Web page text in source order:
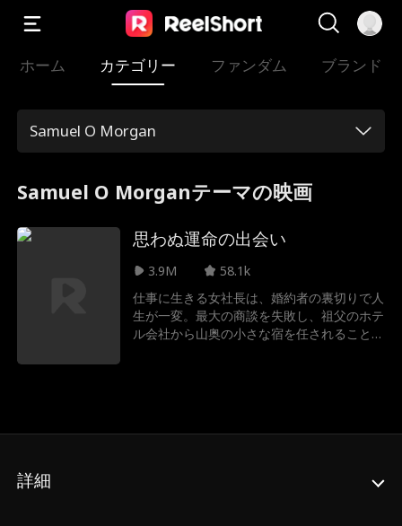
ホーム カテゴリー ファンダム ブランド
Samuel O Morgan
Samuel O Morganテーマの映画
思わぬ運命の出会い
3.9M
58.1k
仕事に生きる女社長は、婚約者の裏切りで人
生が一変。最大の商談を失敗し、祖父のホテ
ル会社から山奥の小さな宿を任されること
詳細